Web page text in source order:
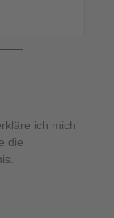
ich mich
die